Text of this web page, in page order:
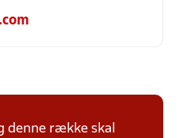
denne række skal